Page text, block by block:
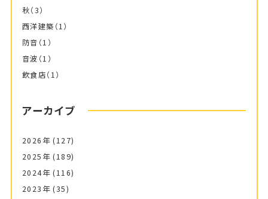
秋（3）
西洋建築 （1）
防音 （1）
音波 （1）
飲食店（1）
アーカイブ
2026年 (127)
2025年 (189)
2024年 (116)
2023年 (35)